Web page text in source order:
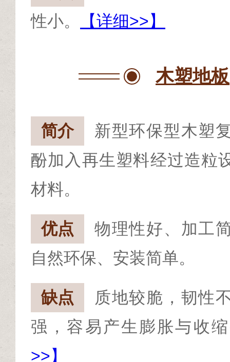
性小。
【详细>>】
木塑地板
简介
新型环保型木塑
酚加入再生塑料经过造粒
材料。
优点
物理性好、加工
自然环保、安装简单。
缺点
质地较脆，韧性
强，容易产生膨胀与收
>>】